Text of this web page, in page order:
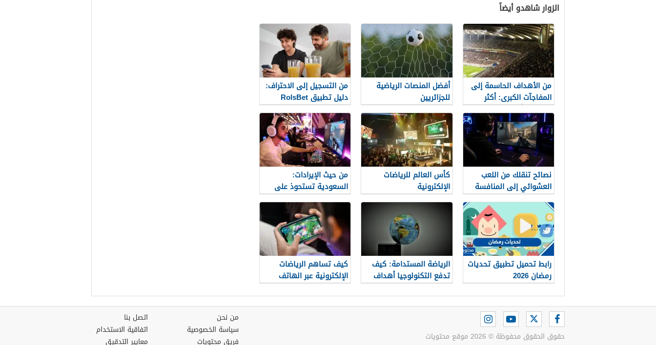
الزوار شاهدو أيضاً
من الأهداف الحاسمة إلى
المفاجآت الكبرى: أكثر
لحظات كأس العالم 2026
التي لا تُنسى
أفضل المنصات الرياضية
للجزائريين
من التسجيل إلى الاحتراف:
دليل تطبيق RolsBet
للمستخدمين السوريين
نصائح تنقلك من اللعب
العشوائي إلى المنافسة
كأس العالم للرياضات
الإلكترونية
من حيث الإيرادات:
السعودية تستحوذ على
المرتبة الـ 19 في قطاع
الألعاب الإلكترونية
رابط تحميل تطبيق تحديات
رمضان 2026
الرياضة المستدامة: كيف
تدفع التكنولوجيا أهداف
الحياد الكربوني
كيف تساهم الرياضات
الإلكترونية عبر الهاتف
المحمول في توليد الدخل
في البلدان النامية
حقوق الحقوق محفوظة © 2026 موقع محتويات
اتصل بنا
اتفاقية الاستخدام
معايير التدقيق
من نحن
سياسة الخصوصية
فريق محتويات